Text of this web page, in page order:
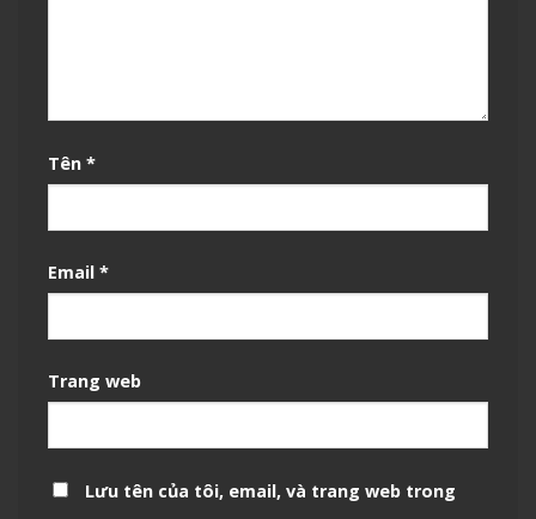
Tên *
Email *
Trang web
Lưu tên của tôi, email, và trang web trong